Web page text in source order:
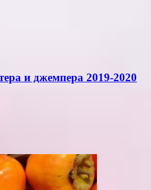
и джемпера 2019-2020